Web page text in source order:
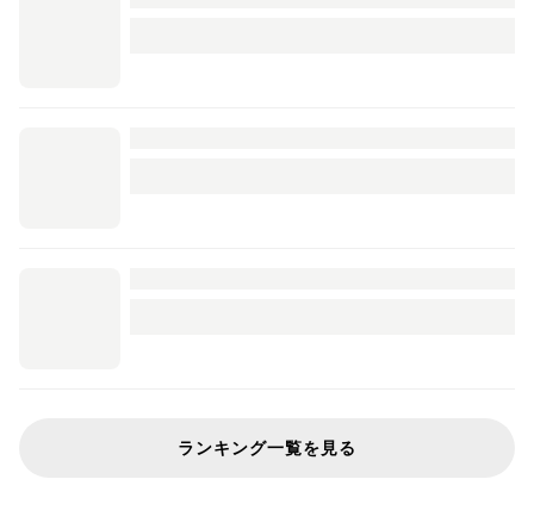
ランキング一覧を見る